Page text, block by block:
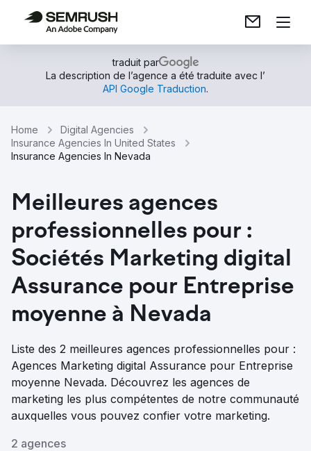
traduit par
La description de l’agence a été traduite avec l’
API Google Traduction.
Home
Digital Agencies
Insurance Agencies In United States
Insurance Agencies In Nevada
Meilleures agences
professionnelles pour :
Sociétés Marketing digital
Assurance pour Entreprise
moyenne à Nevada
Liste des 2 meilleures agences professionnelles pour :
Agences Marketing digital Assurance pour Entreprise
moyenne Nevada. Découvrez les agences de
marketing les plus compétentes de notre communauté
auxquelles vous pouvez confier votre marketing.
2 agences